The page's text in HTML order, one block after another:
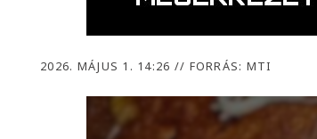
2026. MÁJUS 1. 14:26 // FORRÁS: MTI